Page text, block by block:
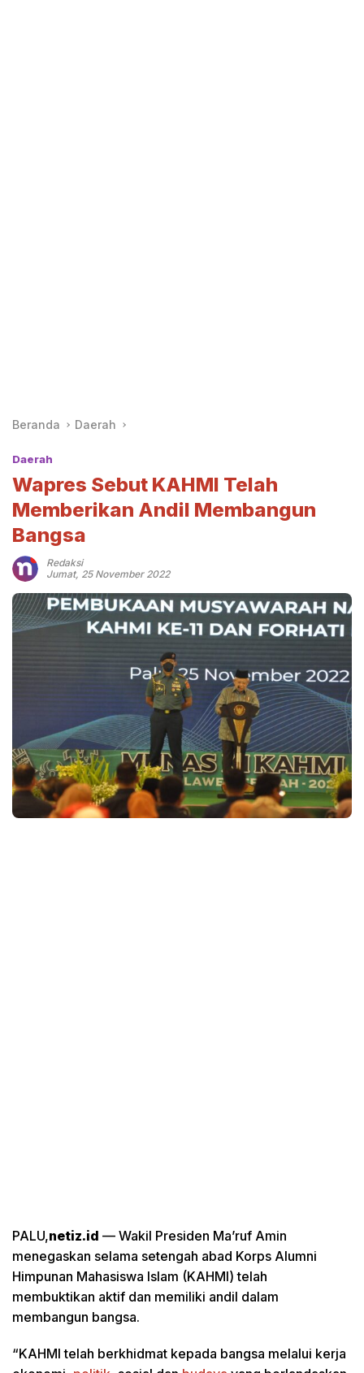
Beranda Daerah
Daerah
Wapres Sebut KAHMI Telah
Memberikan Andil Membangun
Bangsa
Redaksi
Jumat, 25 November 2022
PALU,netiz.id — Wakil Presiden Ma’ruf Amin
menegaskan selama setengah abad Korps Alumni
Himpunan Mahasiswa Islam (KAHMI) telah
membuktikan aktif dan memiliki andil dalam
membangun bangsa.
“KAHMI telah berkhidmat kepada bangsa melalui kerja